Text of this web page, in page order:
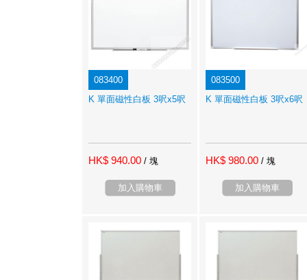
083400
K 單面磁性白板 3呎x5呎
HK$ 940.00 / 塊
加入購物車
083500
K 單面磁性白板 3呎x6呎
HK$ 980.00 / 塊
加入購物車